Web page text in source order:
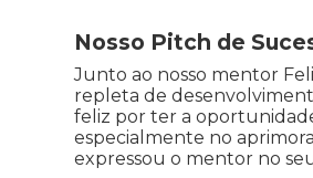
Nosso Pitch de
Junto ao nosso mentor
repleta de
feliz por ter a
especialmente no
expressou o mentor no